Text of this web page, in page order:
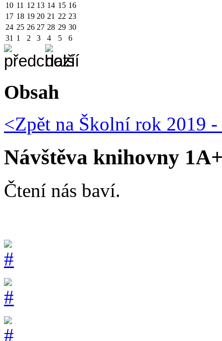
10 11 12 13 14 15 16
17 18 19 20 21 22 23
24 25 26 27 28 29 30
31 1 2 3 4 5 6
Obsah
<Zpět na Školní rok 2019 -
Návštěva knihovny
Čtení nás baví.